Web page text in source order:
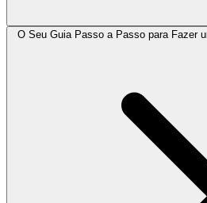
O Seu Guia Passo a Passo para Fazer